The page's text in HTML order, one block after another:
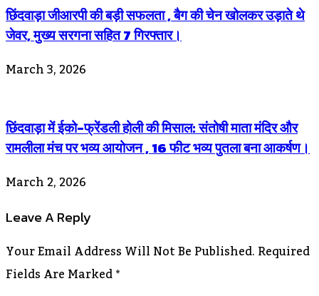
छिंदवाड़ा जीआरपी की बड़ी सफलता , बैग की चेन खोलकर उड़ाते थे
जेवर, मुख्य सरगना सहित 7 गिरफ्तार।
March 3, 2026
छिंदवाड़ा में ईको-फ्रेंडली होली की मिसाल: संतोषी माता मंदिर और
रामलीला मंच पर भव्य आयोजन , 16 फीट भव्य पुतला बना आकर्षण।
March 2, 2026
Leave A Reply
Your Email Address Will Not Be Published.Required
Fields Are Marked*